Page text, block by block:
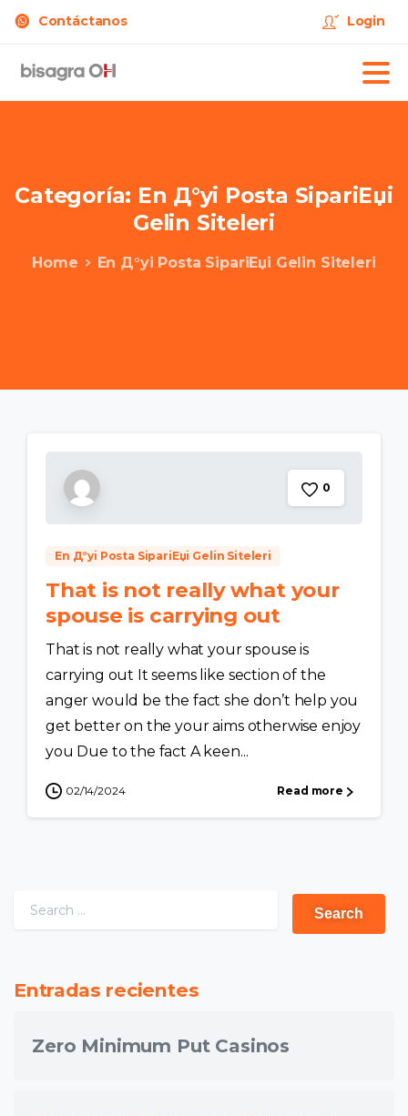
Contáctanos Login
Categoría: En Д°yi Posta SipariЕџi
Gelin Siteleri
Home En Д°yi Posta SipariЕџi Gelin Siteleri
0
En Д°yi Posta SipariЕџi Gelin Siteleri
That is not really what your
spouse is carrying out
That is not really what your spouse is
carrying out It seems like section of the
anger would be the fact she don’t help you
get better on the your aims otherwise enjoy
you Due to the fact A keen...
02/14/2024 Read more
Entradas recientes
Zero Minimum Put Casinos